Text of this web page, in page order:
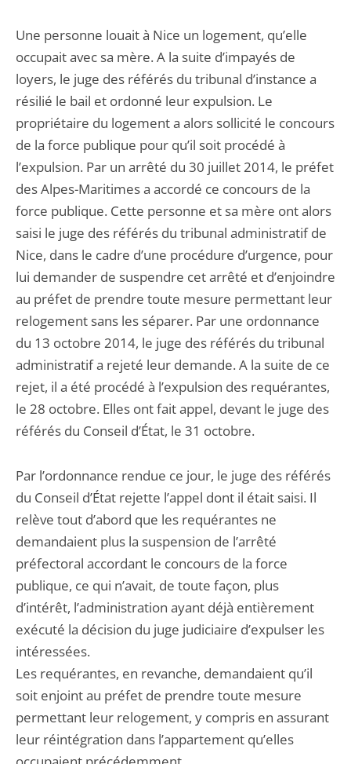
Une personne louait à Nice un logement, qu’elle
occupait avec sa mère. A la suite d’impayés de
loyers, le juge des référés du tribunal d’instance a
résilié le bail et ordonné leur expulsion. Le
propriétaire du logement a alors sollicité le concours
de la force publique pour qu’il soit procédé à
l’expulsion. Par un arrêté du 30 juillet 2014, le préfet
des Alpes-Maritimes a accordé ce concours de la
force publique. Cette personne et sa mère ont alors
saisi le juge des référés du tribunal administratif de
Nice, dans le cadre d’une procédure d’urgence, pour
lui demander de suspendre cet arrêté et d’enjoindre
au préfet de prendre toute mesure permettant leur
relogement sans les séparer. Par une ordonnance
du 13 octobre 2014, le juge des référés du tribunal
administratif a rejeté leur demande. A la suite de ce
rejet, il a été procédé à l’expulsion des requérantes,
le 28 octobre. Elles ont fait appel, devant le juge des
référés du Conseil d’État, le 31 octobre.
Par l’ordonnance rendue ce jour, le juge des référés
du Conseil d’État rejette l’appel dont il était saisi. Il
relève tout d’abord que les requérantes ne
demandaient plus la suspension de l’arrêté
préfectoral accordant le concours de la force
publique, ce qui n’avait, de toute façon, plus
d’intérêt, l’administration ayant déjà entièrement
exécuté la décision du juge judiciaire d’expulser les
intéressées.
Les requérantes, en revanche, demandaient qu’il
soit enjoint au préfet de prendre toute mesure
permettant leur relogement, y compris en assurant
leur réintégration dans l’appartement qu’elles